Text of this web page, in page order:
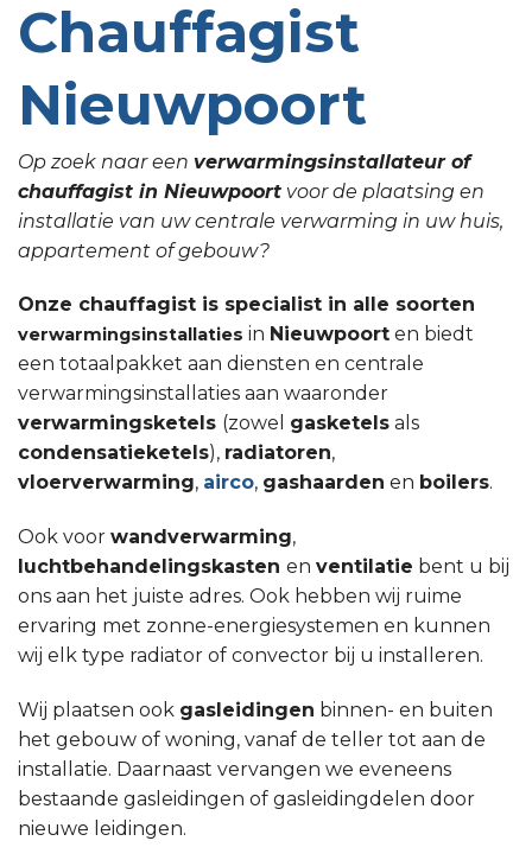
Chauffagist
Nieuwpoort
Op zoek naar een verwarmingsinstallateur of
chauffagist in Nieuwpoort voor de plaatsing en
installatie van uw centrale verwarming in uw huis,
appartement of gebouw?
Onze chauffagist is specialist in alle soorten
verwarmingsinstallaties in Nieuwpoort en biedt
een totaalpakket aan diensten en centrale
verwarmingsinstallaties aan waaronder
verwarmingsketels (zowel gasketels als
condensatieketels), radiatoren,
vloerverwarming, airco, gashaarden en boilers.
Ook voor wandverwarming,
luchtbehandelingskasten en ventilatie bent u bij
ons aan het juiste adres. Ook hebben wij ruime
ervaring met zonne-energiesystemen en kunnen
wij elk type radiator of convector bij u installeren.
Wij plaatsen ook gasleidingen binnen- en buiten
het gebouw of woning, vanaf de teller tot aan de
installatie. Daarnaast vervangen we eveneens
bestaande gasleidingen of gasleidingdelen door
nieuwe leidingen.